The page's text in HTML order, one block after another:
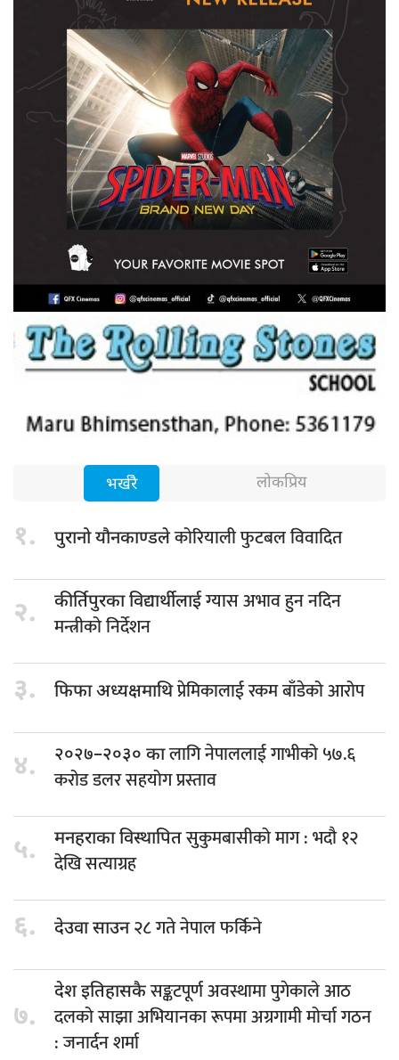
भर्खरै लोकप्रिय
१. पुरानो यौनकाण्डलेकोरियाली फुटबल विवादित
२. कीर्तिपुरका विद्यार्थीलाईग्यास अभाव हुन नदिन
मन्त्रीको निर्देशन
३. फिफा अध्यक्षमाथिप्रेमिकालाई रकम बाँडेको आरोप
४. २०२७–२०३० कालागि नेपाललाई गाभीको ५७.६
करोड डलर सहयोग प्रस्ताव
५. मनहराका विस्थापितसुकुमबासीको माग : भदौ १२
देखि सत्याग्रह
६. देउवा साउन२८ गते नेपाल फर्किने
७.
देश इतिहासकैसङ्कटपूर्ण अवस्थामा पुगेकाले आठ
दलको साझा अभियानका रूपमा अग्रगामी मोर्चा गठन
: जनार्दन शर्मा